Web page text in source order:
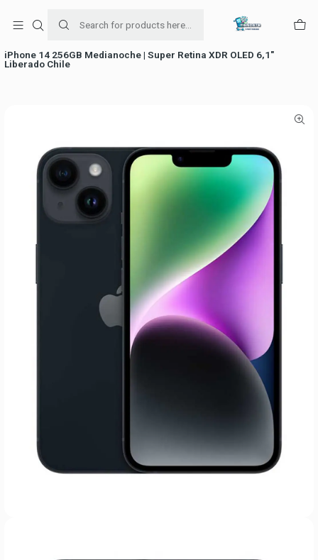
+56954787534
iPhone 14 256GB Medianoche | Super Retina XDR OLED 6,1″
Liberado Chile